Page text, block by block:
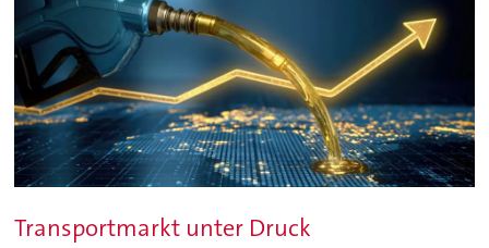
Transportmarkt unter Druck